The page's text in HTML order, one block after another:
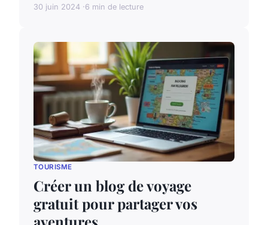
30 juin 2024 6 min de lecture
TOURISME
Créer un blog de voyage
gratuit pour partager vos